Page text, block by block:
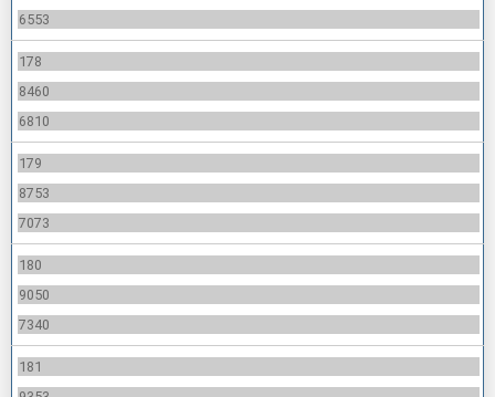
6553
178
8460
6810
179
8753
7073
180
9050
7340
181